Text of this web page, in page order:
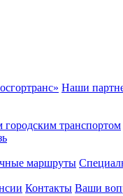
Наши
транспортом
маршруты
Контакты Ваши